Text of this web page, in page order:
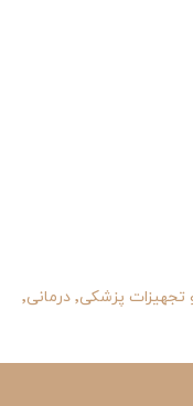
فروش انواع محصولات و تجهیزات پزشکی٬ درمانی٬